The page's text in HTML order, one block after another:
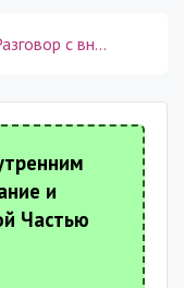
и объединение с раненой частью личности)
и
Частью